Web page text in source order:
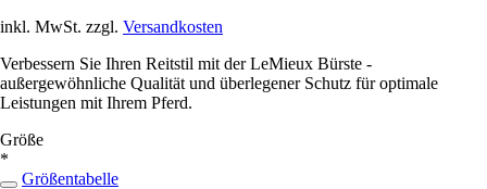
inkl. MwSt. zzgl. Versandkosten
Verbessern Sie Ihren Reitstil mit der LeMieux Bürste -
außergewöhnliche Qualität und überlegener Schutz für optimale
Leistungen mit Ihrem Pferd.
Größe
*
Größentabelle